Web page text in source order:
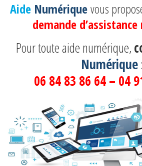
Aide Numériquevous
demande
Pour toute aide numérique,
Numérique:
06 84 83 86 64 – 04